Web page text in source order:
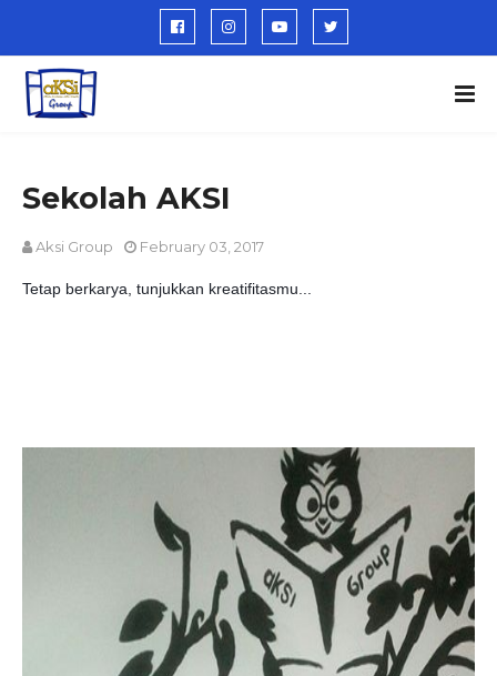
Sekolah AKSI
Aksi Group February 03, 2017
Tetap berkarya, tunjukkan kreatifitasmu...